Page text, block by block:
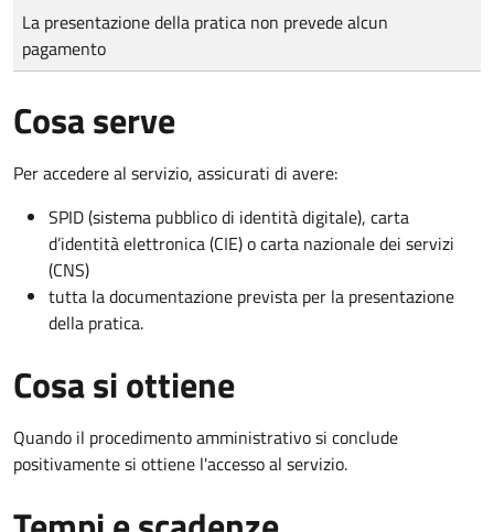
Tipo di pagamento
Importo
La presentazione della pratica non prevede alcun
pagamento
Cosa serve
Per accedere al servizio, assicurati di avere:
SPID (sistema pubblico di identità digitale), carta
d’identità elettronica (CIE) o carta nazionale dei servizi
(CNS)
tutta la documentazione prevista per la presentazione
della pratica.
Cosa si ottiene
Quando il procedimento amministrativo si conclude
positivamente si ottiene l'accesso al servizio.